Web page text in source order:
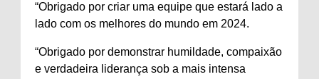
“Obrigado por criar uma equipe que estará lado a
lado com os melhores do mundo em 2024.
“Obrigado por demonstrar humildade, compaixão
e verdadeira liderança sob a mais intensa